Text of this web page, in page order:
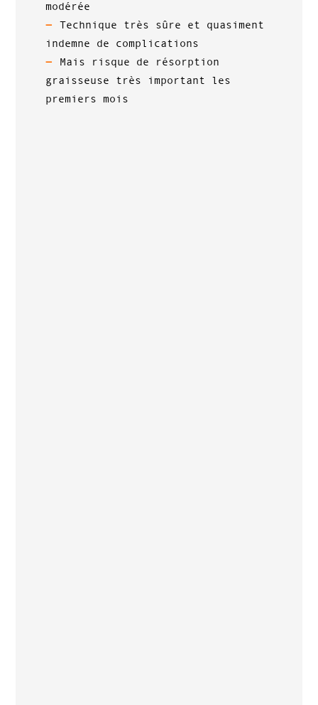
modérée
Technique très sûre et quasiment
indemne de complications
Mais risque de résorption
graisseuse très important les
premiers mois